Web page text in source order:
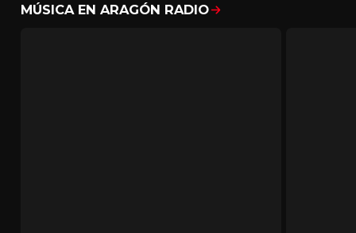
MÚSICA EN ARAGÓN RADIOMostrar todo